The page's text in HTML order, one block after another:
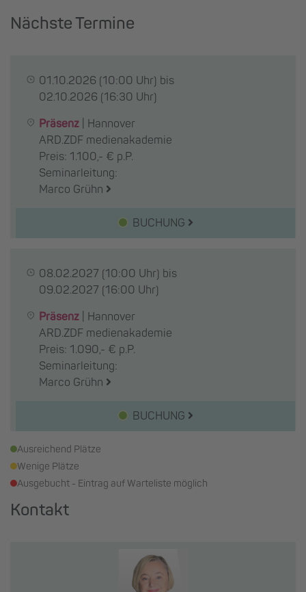
Nächste Termine
01.10.2026 (10:00 Uhr) bis
02.10.2026 (16:30 Uhr)
Präsenz
Hannover
ARD.ZDF medienakademie
Preis: 1.100,- € p.P.
Seminarleitung:
Marco Grühn
BUCHUNG
08.02.2027 (10:00 Uhr) bis
09.02.2027 (16:00 Uhr)
Präsenz
Hannover
ARD.ZDF medienakademie
Preis: 1.090,- € p.P.
Seminarleitung:
Marco Grühn
BUCHUNG
Ausreichend Plätze
Wenige Plätze
Ausgebucht - Eintrag auf Warteliste möglich
Kontakt